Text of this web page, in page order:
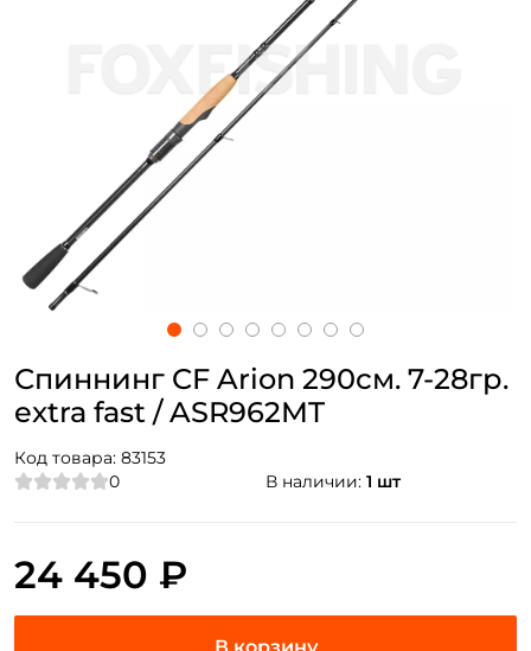
Спиннинг CF Arion 290см. 7-28гр.
extra fast / ASR962MT
Код товара: 83153
0
В наличии: 1 шт
24 450 ₽